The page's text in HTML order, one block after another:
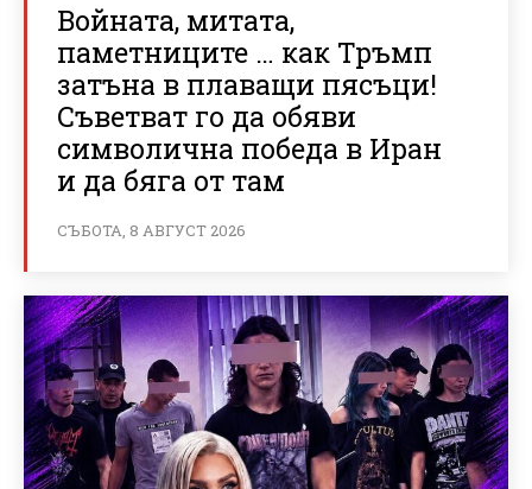
Войната, митата,
паметниците … как Тръмп
затъна в плаващи пясъци!
Съветват го да обяви
символична победа в Иран
и да бяга от там
СЪБОТА, 8 АВГУСТ 2026